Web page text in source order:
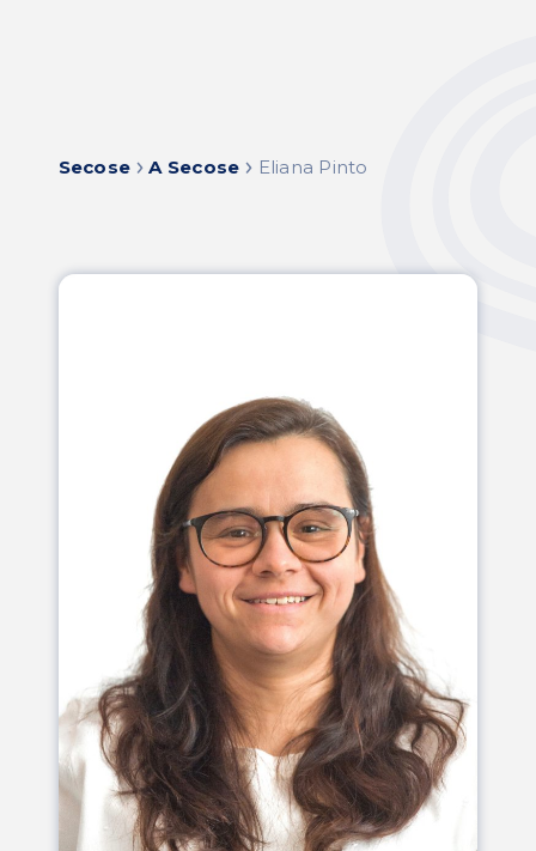
Secose A Secose Eliana Pinto